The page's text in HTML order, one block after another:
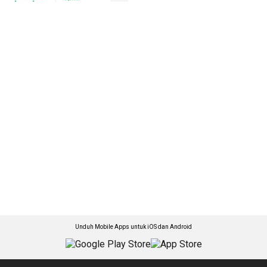
Unduh Mobile Apps untuk iOS dan Android